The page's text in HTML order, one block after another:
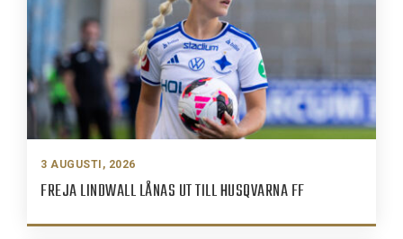
3 AUGUSTI, 2026
FREJA LINDWALL LÅNAS UT TILL HUSQVARNA FF